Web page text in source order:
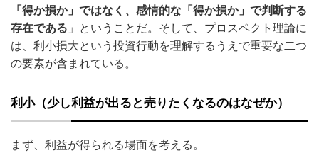
「得か損か」 ではなく、感情的な「得か損か」で判断する
存在である 」ということだ。そして、プロスペクト理論に
は、利小損大という投資行動を理解するうえで重要な二つ
の要素が含まれている。
利小（少し利益が出ると売りたくなるのはなぜか）
まず、利益が得られる場面を考える。